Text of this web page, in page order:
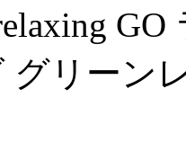
グリーン